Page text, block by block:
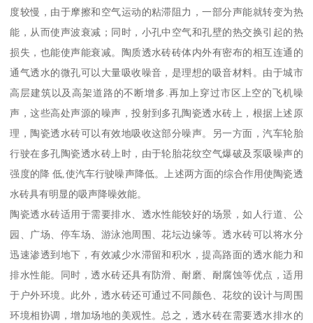
度较慢，由于摩擦和空气运动的粘滞阻力，一部分声能就转变为热
能，从而使声波衰减；同时，小孔中空气和孔壁的热交换引起的热
损失，也能使声能衰减。陶质透水砖砖体内外有密布的相互连通的
通气透水的微孔可以大量吸收噪音，是理想的吸音材料。由于城市
高层建筑以及高架道路的不断增多.再加上穿过市区上空的飞机噪
声，这些高处声源的噪声，投射到多孔陶瓷透水砖上，根据上述原
理，陶瓷透水砖可以有效地吸收这部分噪声。另一方面，汽车轮胎
行驶在多孔陶瓷透水砖上时，由于轮胎花纹空气爆破及泵吸噪声的
强度的降 低,使汽车行驶噪声降低。上述两方面的综合作用使陶瓷透
水砖具有明显的吸声降噪效能。
陶瓷透水砖适用于需要排水、透水性能较好的场景，如人行道、公
园、广场、停车场、游泳池周围、花坛边缘等。透水砖可以将水分
迅速渗透到地下，有效减少水滞留和积水，提高路面的透水能力和
排水性能。同时，透水砖还具有防滑、耐磨、耐腐蚀等优点，适用
于户外环境。此外，透水砖还可通过不同颜色、花纹的设计与周围
环境相协调，增加场地的美观性。总之，透水砖在需要透水排水的